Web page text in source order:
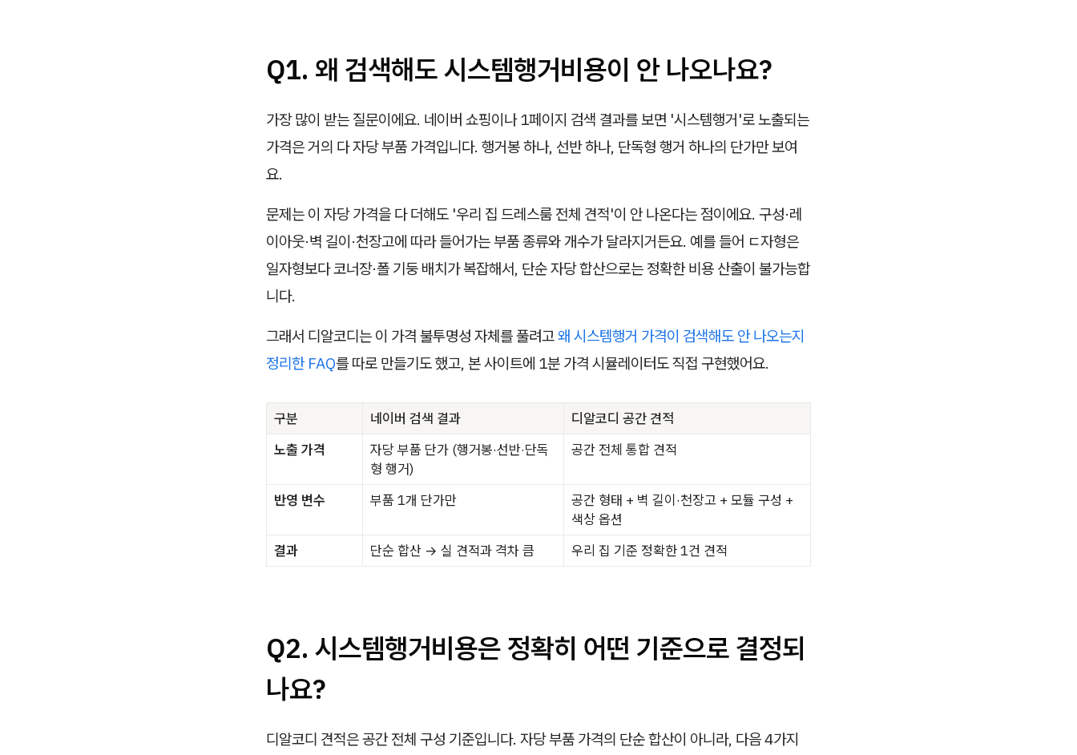
Q1. 왜 검색해도 시스템행거비용이 안 나오나요?
가장 많이 받는 질문이에요. 네이버 쇼핑이나 1페이지 검색 결과를 보면 '시스템행거'로 노출되는
가격은 거의 다자당 부품 가격입니다. 행거봉 하나, 선반 하나, 단독형 행거 하나의 단가만 보여
요.
문제는 이 자당 가격을 다 더해도 '우리 집 드레스룸 전체 견적'이 안 나온다는 점이에요. 구성·레
이아웃·벽 길이·천장고에 따라 들어가는 부품 종류와 개수가 달라지거든요. 예를 들어 ㄷ자형은
일자형보다 코너장·폴 기둥 배치가 복잡해서, 단순 자당 합산으로는 정확한 비용 산출이 불가능합
니다.
그래서 디알코디는 이 가격 불투명성 자체를 풀려고왜 시스템행거 가격이 검색해도 안 나오는지
정리한 FAQ를 따로 만들기도 했고, 본 사이트에 1분 가격 시뮬레이터도 직접 구현했어요.
구분 네이버 검색 결과
디알코디 공간 견적
노출 가격
자당 부품 단가 (행거봉·선반·단독
형 행거)
공간 전체 통합 견적
반영 변수 부품 1개 단가만
공간 형태 + 벽 길이·천장고 + 모듈 구성 +
색상 옵션
결과
단순 합산 → 실 견적과 격차 큼 우리 집 기준 정확한 1건 견적
Q2. 시스템행거비용은 정확히 어떤 기준으로 결정되
나요?
디알코디 견적은공간 전체 구성 기준입니다. 자당 부품 가격의 단순 합산이 아니라, 다음 4가지